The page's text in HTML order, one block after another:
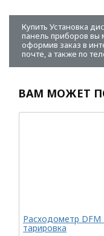
Купить Установка
панель приборов
оформив заказ в
почте, а также по
ВАМ МОЖЕТ
Расходометр
тарировка